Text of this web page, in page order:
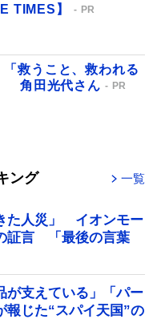
TIMES】
PR
「救うこと、救われる
角田光代さん
PR
ング 一覧
た人災」 イオンモー
証言 「最後の言葉
が支えている」「パー
報じた“スパイ天国”の